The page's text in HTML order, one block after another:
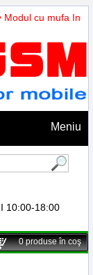
Modul cu mufa
Meniu
10:00-18:00
0produse în coş